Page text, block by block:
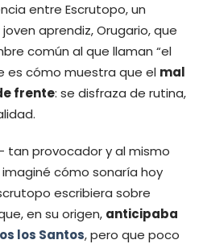
entre Escrutopo, un
aprendiz, Orugario, que
común al que llaman “el
es cómo muestra que el mal
frente: se disfraza de rutina,
tan provocador y al mismo
cómo sonaría hoy
escribiera sobre
en su origen, anticipaba
los Santos, pero que poco